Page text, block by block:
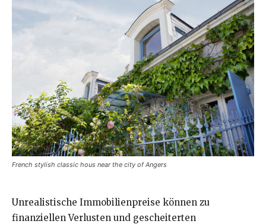
French stylish classic hous near the city of Angers
Unrealistische Immobilienpreise können zu
finanziellen Verlusten und gescheiterten